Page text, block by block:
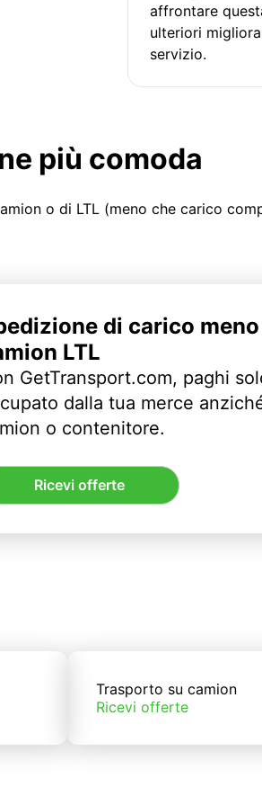
affrontare
ulteriori
servizio.
più comoda
o di LTL (meno che carico
di carico
LTL
GetTransport.com, paghi
dalla tua merce
o contenitore.
Ricevi offerte
Trasporto su camion
Ricevi offerte